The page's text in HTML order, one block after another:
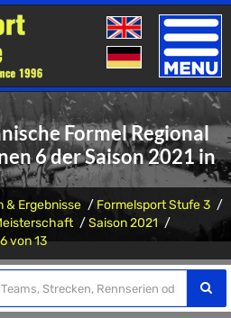
Toggle
Formel Regional
6 der Saison 2021 in
& Ergebnisse
Formelsport Stufe 3
Saison 2021
von 13